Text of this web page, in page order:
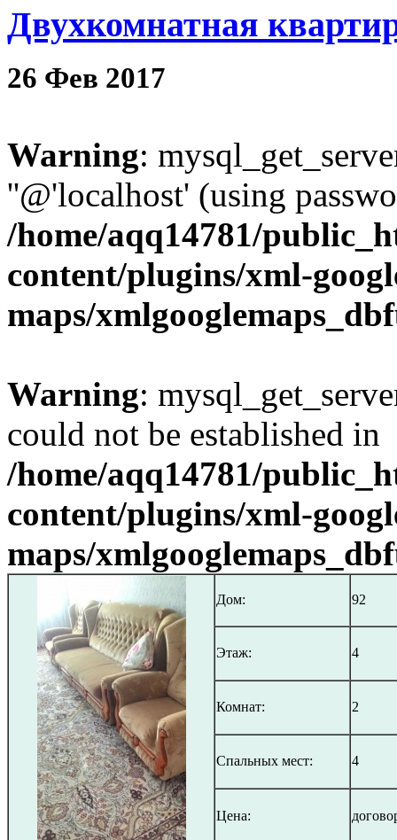
Двухкомнатная
26 Фев 2017
Warning:
''@'localhost' (using
/home/aqq14781/
content/plugins/xml-
maps/
Warning:
could not be established in
/home/aqq14781/
content/plugins/xml-
maps/
Дом: 92
Этаж: 4
Комнат: 2
Спальных мест: 4
Цена: